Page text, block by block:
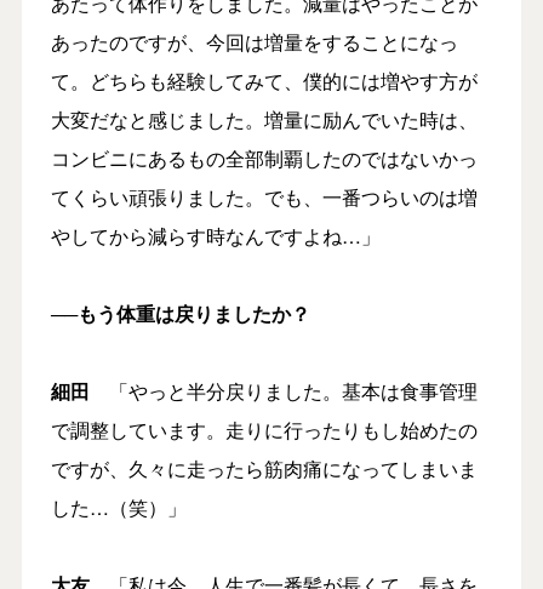
あったのですが、今回は増量をすることになっ
て。どちらも経験してみて、僕的には増やす方が
大変だなと感じました。増量に励んでいた時は、
コンビニにあるもの全部制覇したのではないかっ
てくらい頑張りました。でも、一番つらいのは増
やしてから減らす時なんですよね…」
──もう体重は戻りましたか？
細田 「やっと半分戻りました。基本は食事管理
で調整しています。走りに行ったりもし始めたの
ですが、久々に走ったら筋肉痛になってしまいま
した…（笑）」